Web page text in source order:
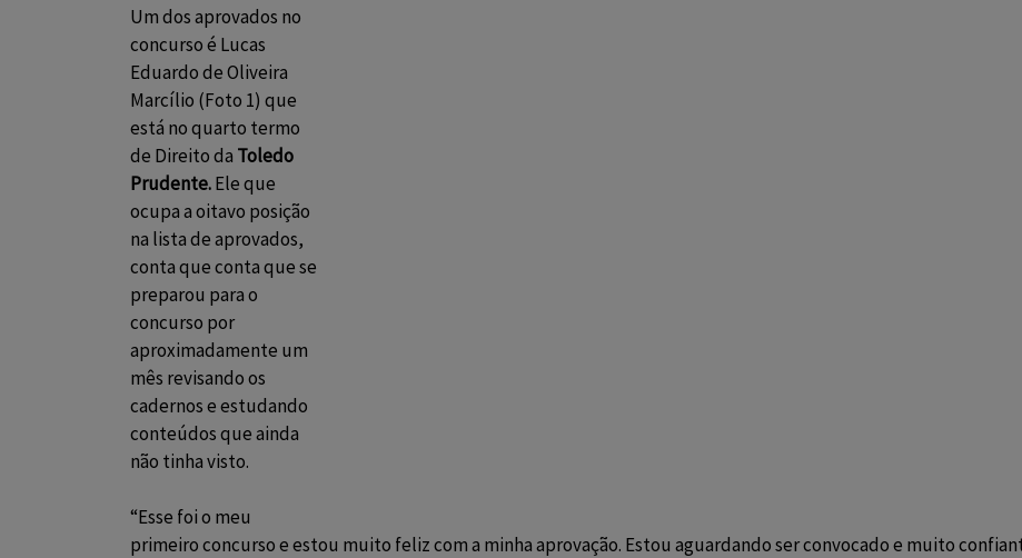
Um dos aprovados no
concurso é Lucas
Eduardo de Oliveira
Marcílio (Foto 1) que
está no quarto termo
de Direito da Toledo
Prudente.Ele que
ocupa a oitavo posição
na lista de aprovados,
conta que conta que se
preparou para o
concurso por
aproximadamente um
mês revisando os
cadernos e estudando
conteúdos que ainda
não tinha visto.
“Esse foi o meu
primeiro concurso e estou muito feliz com a minha aprovação. Estou aguardando ser convocado e muito